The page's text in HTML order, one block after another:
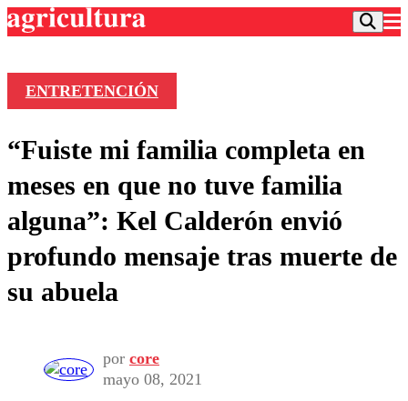
Frecuencias
Agricultura TV
Deportes
Colo Colo
Motor
Seleccion Chilena
Universidad Católica
Universidad de Chile
Entretención
Economía
Política
Sustentabilidad
Vida Social
Publicaciones en medios
Comercial
ENTRETENCIÓN
“Fuiste mi familia completa en
meses en que no tuve familia
alguna”: Kel Calderón envió
profundo mensaje tras muerte de
su abuela
por core
mayo 08, 2021